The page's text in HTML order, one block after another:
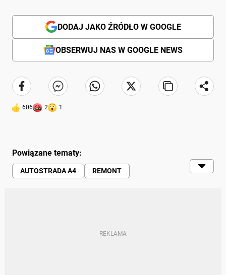
DODAJ JAKO ŹRÓDŁO W GOOGLE
OBSERWUJ NAS W GOOGLE NEWS
606 2 1
Powiązane tematy:
AUTOSTRADA A4
REMONT